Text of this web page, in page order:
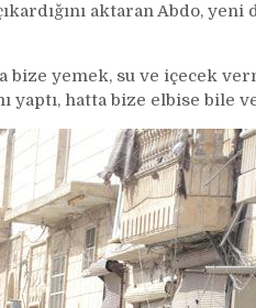
aktaran Abdo,
bize yemek, su ve içecek
yaptı, hatta bize elbise bile